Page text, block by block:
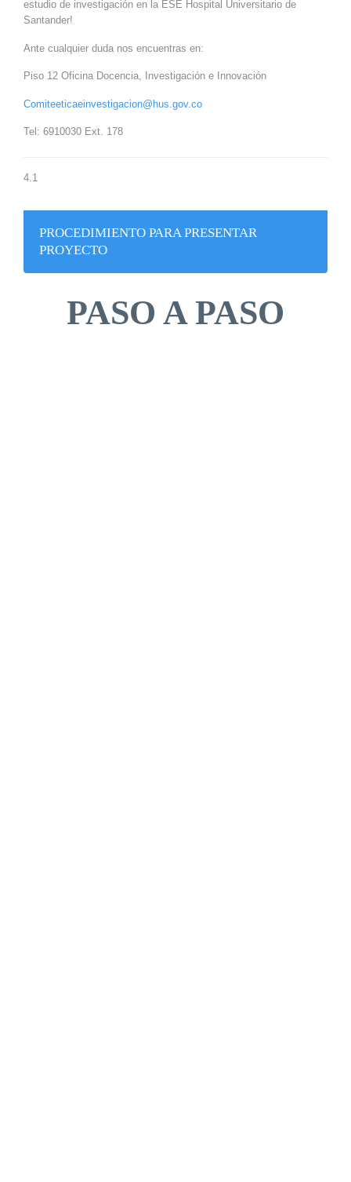
estudio de investigación en la ESE Hospital Universitario de
Santander!
Ante cualquier duda nos encuentras en:
Piso 12 Oficina Docencia, Investigación e Innovación
Comiteeticaeinvestigacion@hus.gov.co
Tel: 6910030 Ext. 178
4.1
PROCEDIMIENTO PARA PRESENTAR
PROYECTO
PASO A PASO